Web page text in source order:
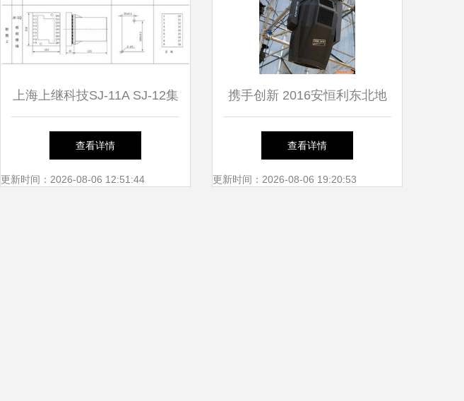
上海上继科技SJ-11A SJ-12集
成电路时间继电器 产品图
鉴、价格与技术转让解析
查看详情
更新时间：2026-08-06 12:51:44
携手创新 2016安恒利东北地
区产品技术交流会纪实与技术
转让启示
查看详情
更新时间：2026-08-06 19:20:53